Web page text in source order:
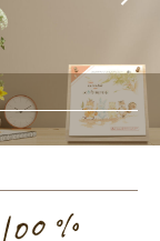
うなイラスト
ー